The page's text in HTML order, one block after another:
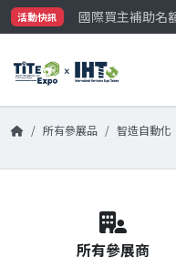
活動快訊
國際買主補助名
參觀門票開放申
國際買主補助名
所有參展品 智造自動化
所有參展商